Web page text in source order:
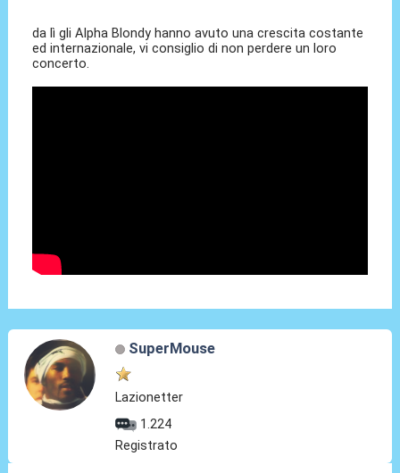
da lì gli Alpha Blondy hanno avuto una crescita costante
ed internazionale, vi consiglio di non perdere un loro
concerto.
SuperMouse
Lazionetter
1.224
Registrato